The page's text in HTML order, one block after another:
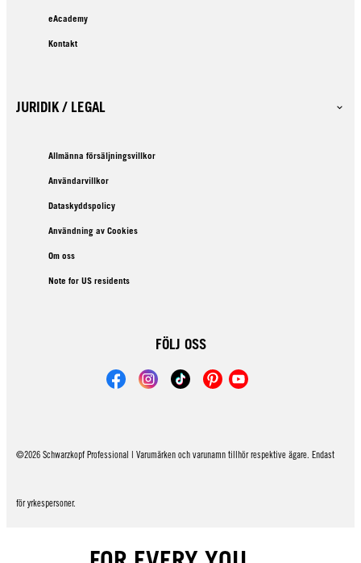
eAcademy
Kontakt
JURIDIK / LEGAL
Allmänna försäljningsvillkor
Användarvillkor
Dataskyddspolicy
Användning av Cookies
Om oss
Note for US residents
FÖLJ OSS
©2026 Schwarzkopf Professional | Varumärken och varunamn tillhör respektive ägare. Endast
för yrkespersoner.